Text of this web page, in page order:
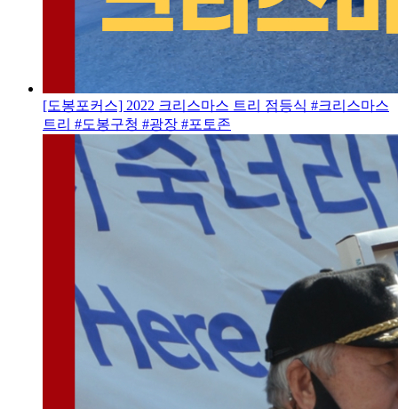
[도봉포커스] 2022 크리스마스 트리 점등식 #크리스마스
트리 #도봉구청 #광장 #포토존